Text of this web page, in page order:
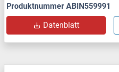
Produktnummer ABIN559991
Datenblatt